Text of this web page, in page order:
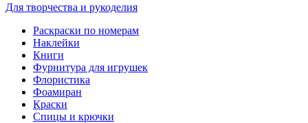
Для творчества и рукоделия
Раскраски по номерам
Наклейки
Книги
Фурнитура для игрушек
Флористика
Фоамиран
Краски
Спицы и крючки